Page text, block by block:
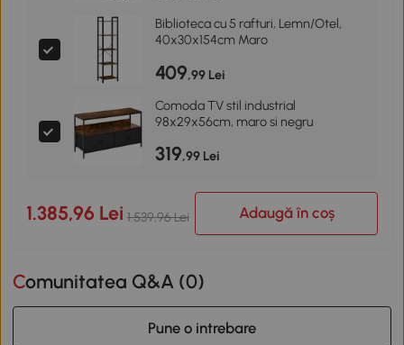
Biblioteca cu 5 rafturi, Lemn/Otel,
40x30x154cm Maro
409,99 Lei
Comoda TV stil industrial
98x29x56cm, maro si negru
319,99 Lei
1.385,96 Lei 1.539,96 Lei Adaugă în coș
Comunitatea Q&A (0)
Pune o intrebare